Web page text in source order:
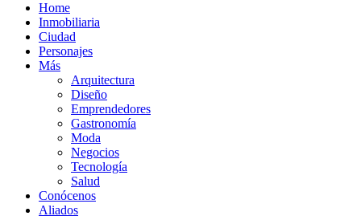
Home
Inmobiliaria
Ciudad
Personajes
Más
Arquitectura
Diseño
Emprendedores
Gastronomía
Moda
Negocios
Tecnología
Salud
Conócenos
Aliados